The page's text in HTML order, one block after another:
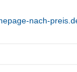
nach-